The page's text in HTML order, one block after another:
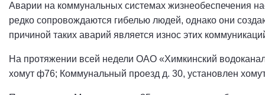
Аварии на коммунальных системах жизнеобеспечения
редко сопровождаются гибелью людей, однако они
причиной таких аварий является износ этих
На протяжении всей недели ОАО «Химкинский
хомут ф76; Коммунальный проезд д. 30, установлен